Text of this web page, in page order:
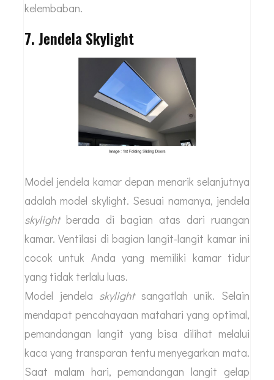
kelembaban.
7. Jendela Skylight
Model jendela kamar depan menarik selanjutnya
adalah model skylight. Sesuai namanya, jendela
skylightberada di bagian atas dari ruangan
kamar. Ventilasi di bagian langit-langit kamar ini
cocok untuk Anda yang memiliki kamar tidur
yang tidak terlalu luas.
Model jendela skylightsangatlah unik. Selain
mendapat pencahayaan matahari yang optimal,
pemandangan langit yang bisa dilihat melalui
kaca yang transparan tentu menyegarkan mata.
Saat malam hari, pemandangan langit gelap